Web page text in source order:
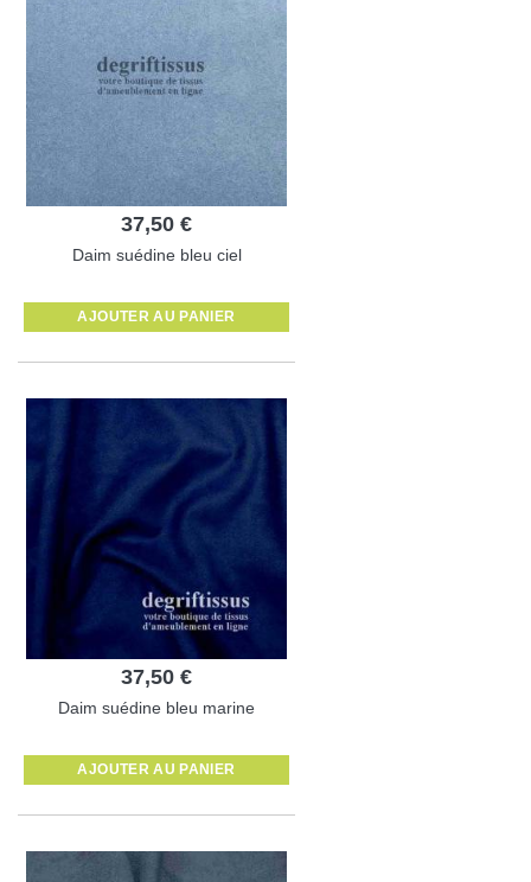
37,50 €
Daim suédine bleu ciel
AJOUTER AU PANIER
37,50 €
Daim suédine bleu marine
AJOUTER AU PANIER